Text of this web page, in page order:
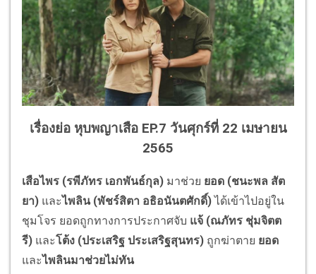
เรื่องย่อ หุบพญาเสือ EP.7 วันศุกร์ที่ 22 เมษายน
2565
เสือไพร (รพีภัทร เอกพันธ์กุล) มาช่วย ยอด (ชนะพล สัต
ยา) และไพลิน (พัชร์สิตา อธิอนันตศักดิ์)ได้เข้าไปอยู่ใน
ชุมโจร ยอดถูกทางการประกาศจับ แจ้ (ณภัทร ชุ่มจิตต
รี) และโต้ง (ประเสริฐ ประเสริฐสุนทร) ถูกฆ่าตาย ยอด
และไพลินมาช่วยไม่ทัน